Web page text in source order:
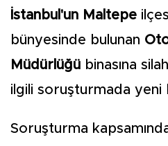
İstanbul'un Maltepe
bünyesinde bulunan
Müdürlüğü binasına
ilgili soruşturmada yeni
Soruşturma